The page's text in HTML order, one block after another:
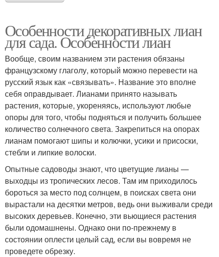
Особенности декоративных лиан
для сада. Особенности лиан
Вообще, своим названием эти растения обязаны
французскому глаголу, который можно перевести на
русский язык как «связывать». Название это вполне
себя оправдывает. Лианами принято называть
растения, которые, укореняясь, используют любые
опоры для того, чтобы подняться и получить большее
количество солнечного света. Закрепиться на опорах
лианам помогают шипы и колючки, усики и присоски,
стебли и липкие волоски.
Опытные садоводы знают, что цветущие лианы —
выходцы из тропических лесов. Там им приходилось
бороться за место под солнцем, в поисках света они
вырастали на десятки метров, ведь они выживали среди
высоких деревьев. Конечно, эти вьющиеся растения
были одомашнены. Однако они по-прежнему в
состоянии оплести целый сад, если вы вовремя не
проведете обрезку.